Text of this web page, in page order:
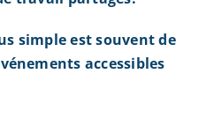
simple est souvent de
accessibles